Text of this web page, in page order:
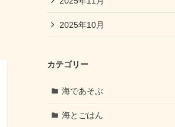
2025年10月
カテゴリー
海であそぶ
海とごはん